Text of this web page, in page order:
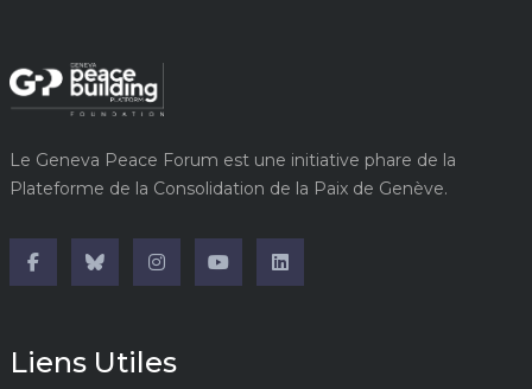
Le Geneva Peace Forum est une initiative phare de la
Plateforme de la Consolidation de la Paix de Genève.
Liens Utiles